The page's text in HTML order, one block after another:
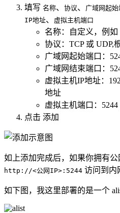
填写 名称、 协议、 广域网起始
IP地址、 虚拟主机端口
名称：自定义，例如
协议：TCP 或 UDP,
广域网起始端口：
广域网结束端口：
虚拟主机IP地址：
地址
虚拟主机端口：
点击 添加
如上添加完成后，如果你拥有
http://<公网IP>:5244 访问到内
如下图，我这里部署的是一个